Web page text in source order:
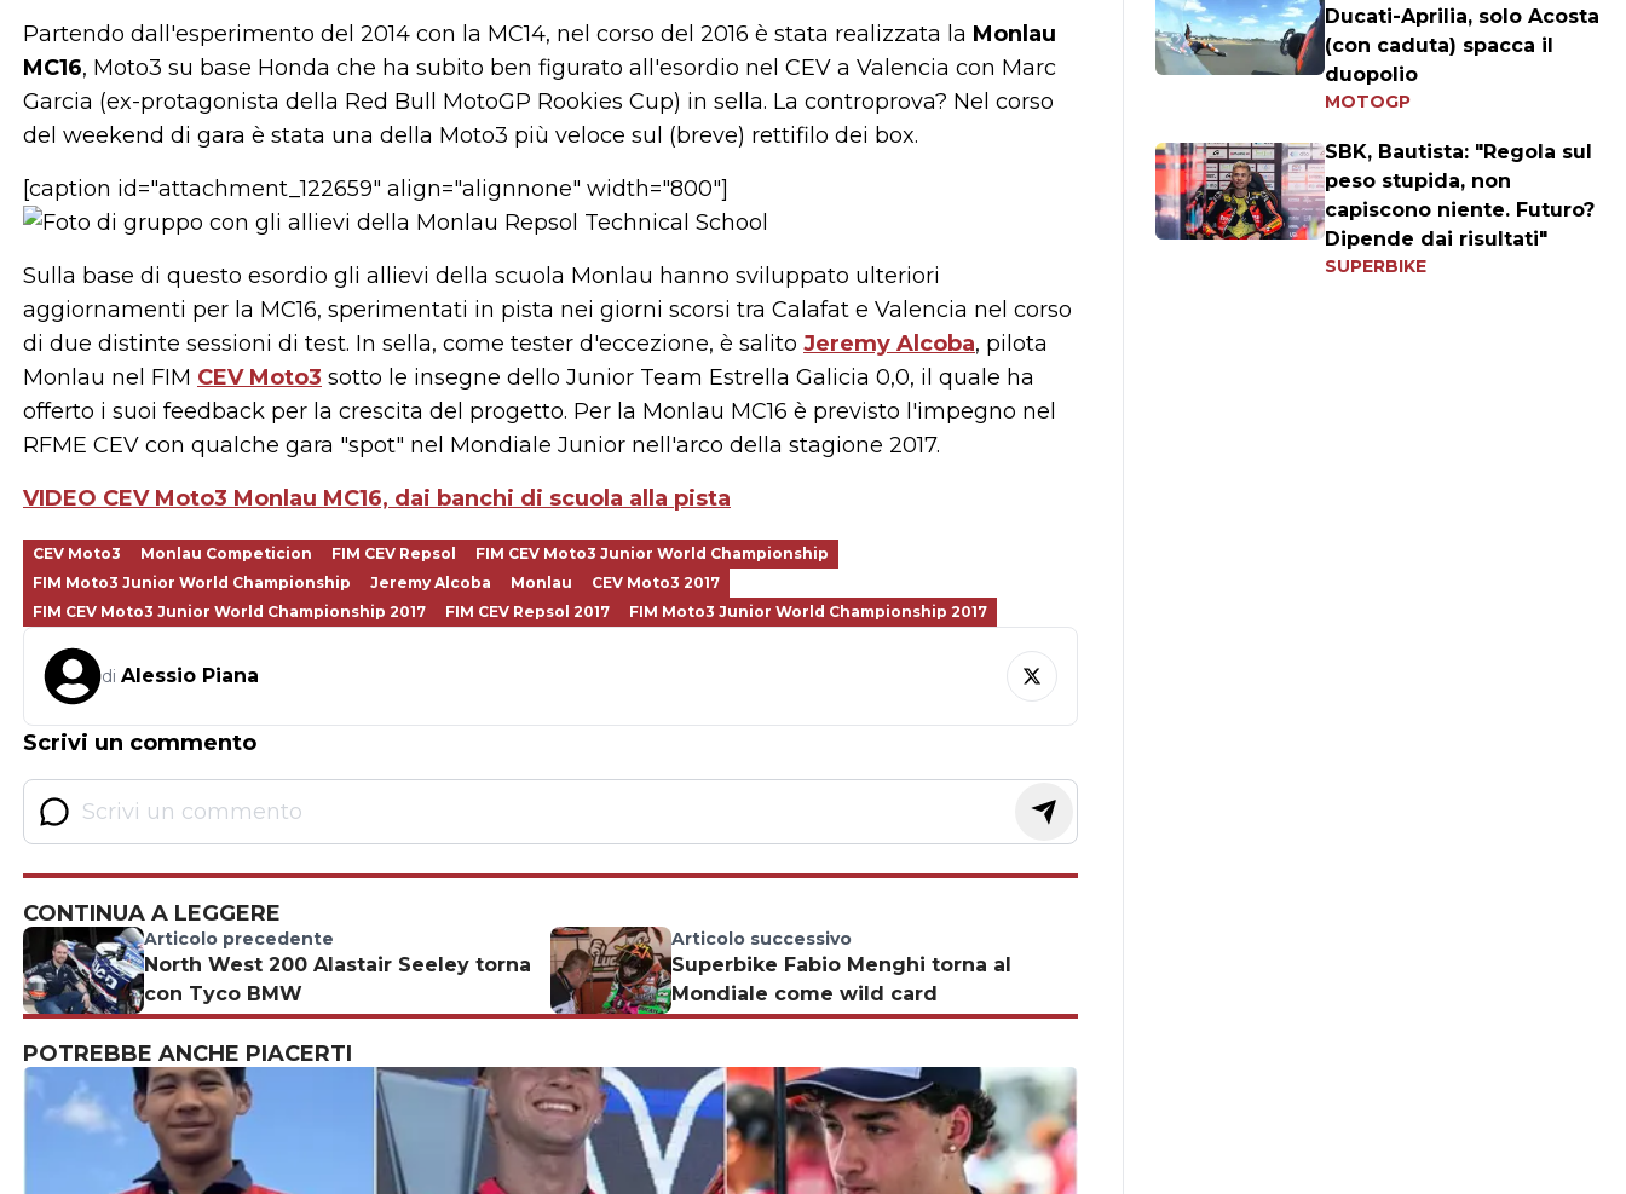
Partendo dall'esperimento del 2014 con la MC14, nel corso del 2016 è stata realizzata la Monlau
MC16, Moto3 su base Honda che ha subito ben figurato all'esordio nel CEV a Valencia con Marc
Garcia (ex-protagonista della Red Bull MotoGP Rookies Cup) in sella. La controprova? Nel corso
del weekend di gara è stata una della Moto3 più veloce sul (breve) rettifilo dei box.
[caption id="attachment_122659" align="alignnone" width="800"]
Sulla base di questo esordio gli allievi della scuola Monlau hanno sviluppato ulteriori
aggiornamenti per la MC16, sperimentati in pista nei giorni scorsi tra Calafat e Valencia nel corso
di due distinte sessioni di test. In sella, come tester d'eccezione, è salito Jeremy Alcoba, pilota
Monlau nel FIM CEV Moto3 sotto le insegne dello Junior Team Estrella Galicia 0,0, il quale ha
offerto i suoi feedback per la crescita del progetto. Per la Monlau MC16 è previsto l'impegno nel
RFME CEV con qualche gara "spot" nel Mondiale Junior nell'arco della stagione 2017.
VIDEO CEV Moto3 Monlau MC16, dai banchi di scuola alla pista
CEV Moto3 Monlau Competicion FIM CEV Repsol
FIM CEV Moto3 Junior World Championship
FIM Moto3 Junior World Championship
Jeremy Alcoba Monlau
CEV Moto3 2017
FIM CEV Moto3 Junior World Championship 2017
FIM CEV Repsol 2017 FIM Moto3 Junior World Championship 2017
di Alessio Piana
Scrivi un commento
CONTINUA A LEGGERE
Articolo precedente
North West 200 Alastair Seeley torna
con Tyco BMW
Articolo successivo
Superbike Fabio Menghi torna al
Mondiale come wild card
POTREBBE ANCHE PIACERTI
Ducati-Aprilia, solo Acosta
(con caduta) spacca il
duopolio
MOTOGP
SBK, Bautista: "Regola sul
peso stupida, non
capiscono niente. Futuro?
Dipende dai risultati"
SUPERBIKE